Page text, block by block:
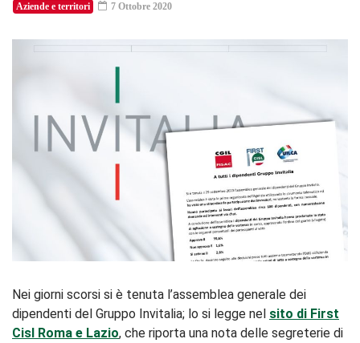
Aziende e territori 7 Ottobre 2020
Nei giorni scorsi si è tenuta l’assemblea generale dei
dipendenti del Gruppo Invitalia; lo si legge nel sito di First
Cisl Roma e Lazio, che riporta una nota delle segreterie di